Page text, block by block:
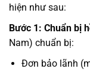
hiện như sau:
Bước 1: Chuẩn bị
Nam) chuẩn bị:
Đơn bảo lãnh